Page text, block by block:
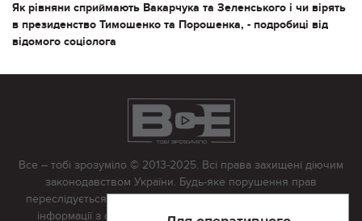
Як рівняни сприймають Вакарчука та Зеленського і чи вірять
в президенство Тимошенко та Порошенка, - подробиці від
відомого соціолога
Все – тобі зрозуміло © 2013-2025. Всі права захищені діючим
законодавством України. Будь-яке порушення прав
переслідується в судовому порядку. Будь-яке відтворення
інформації з сайту тільки з письмово дозволу редакції.